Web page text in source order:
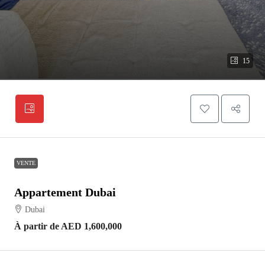
15
VENTE
Appartement Dubai
Dubai
À partir de AED 1,600,000